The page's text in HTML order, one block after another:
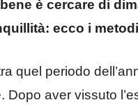
è cercare di
ecco i metodi
quel periodo
Dopo aver vissuto